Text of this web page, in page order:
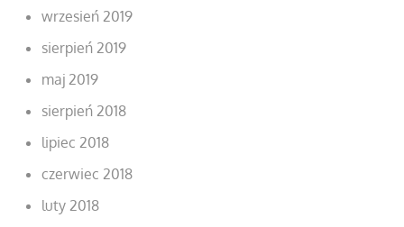
wrzesień 2019
sierpień 2019
maj 2019
sierpień 2018
lipiec 2018
czerwiec 2018
luty 2018